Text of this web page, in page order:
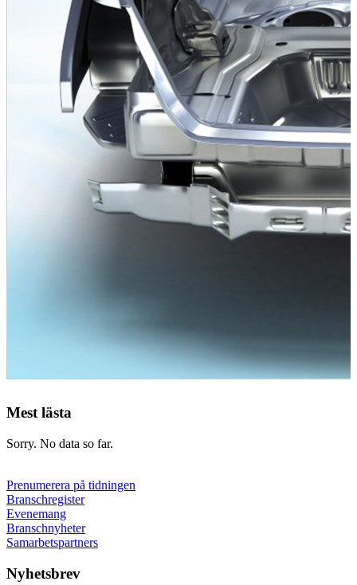
Mest lästa
Sorry. No data so far.
Prenumerera på tidningen
Branschregister
Evenemang
Branschnyheter
Samarbetspartners
Nyhetsbrev